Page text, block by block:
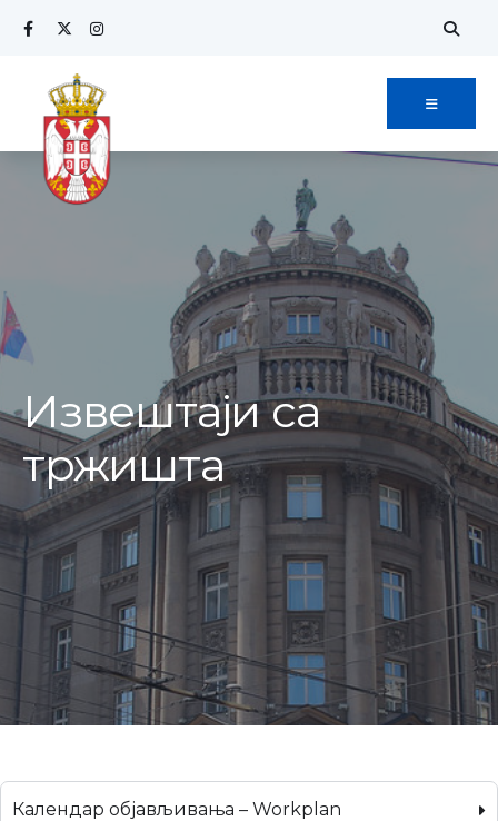
Извештаји са
тржишта
Календар објављивања – Workplan